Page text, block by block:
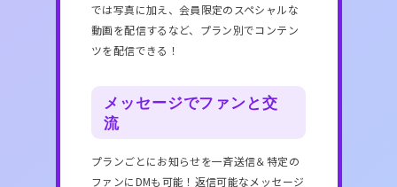
では写真に加え、会員限定のスペシャルな
動画を配信するなど、プラン別でコンテン
ツを配信できる！
メッセージでファンと交
流
プランごとにお知らせを一斉送信＆特定の
ファンにDMも可能！返信可能なメッセージ